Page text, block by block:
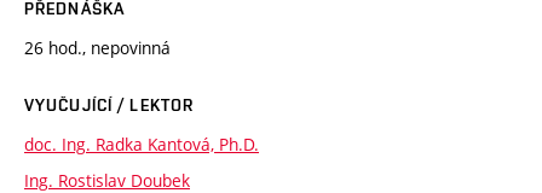
PŘEDNÁŠKA
26 hod., nepovinná
VYUČUJÍCÍ / LEKTOR
doc. Ing. Radka Kantová, Ph.D.
Ing. Rostislav Doubek